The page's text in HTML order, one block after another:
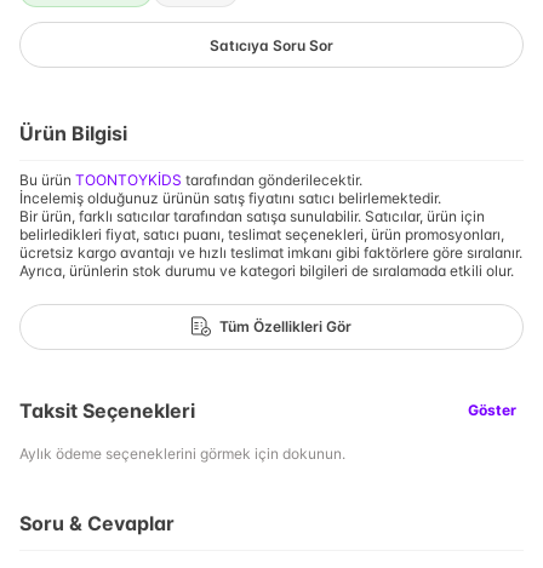
Satıcıya Soru Sor
Ürün Bilgisi
Bu ürün TOONTOYKİDS tarafından gönderilecektir.
İncelemiş olduğunuz ürünün satış fiyatını satıcı belirlemektedir.
Bir ürün, farklı satıcılar tarafından satışa sunulabilir. Satıcılar, ürün için
belirledikleri fiyat, satıcı puanı, teslimat seçenekleri, ürün promosyonları,
ücretsiz kargo avantajı ve hızlı teslimat imkanı gibi faktörlere göre sıralanır.
Ayrıca, ürünlerin stok durumu ve kategori bilgileri de sıralamada etkili olur.
Tüm Özellikleri Gör
Taksit Seçenekleri Göster
Aylık ödeme seçeneklerini görmek için dokunun.
Soru & Cevaplar